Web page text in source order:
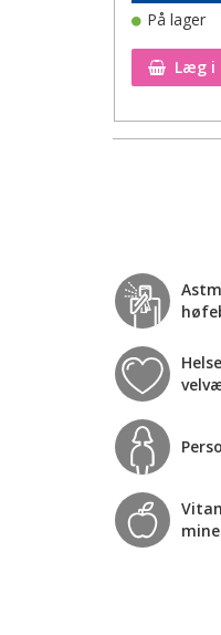
Tilføj til ønskeseddel
På lager
Læg i